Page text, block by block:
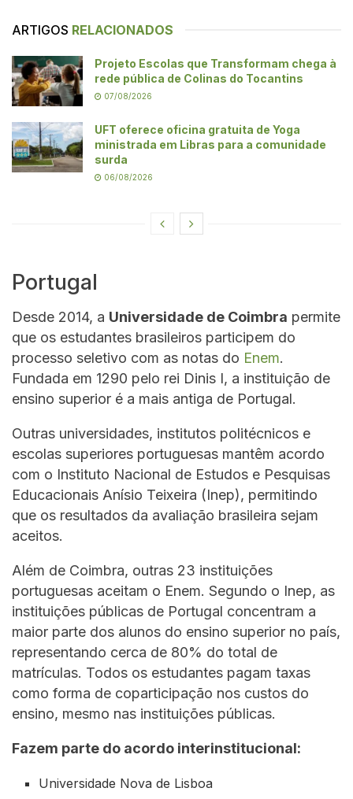
ARTIGOS RELACIONADOS
Projeto Escolas que Transformam chega à
rede pública de Colinas do Tocantins
07/08/2026
UFT oferece oficina gratuita de Yoga
ministrada em Libras para a comunidade
surda
06/08/2026
Portugal
Desde 2014, a Universidade de Coimbra permite
que os estudantes brasileiros participem do
processo seletivo com as notas do Enem.
Fundada em 1290 pelo rei Dinis I, a instituição de
ensino superior é a mais antiga de Portugal.
Outras universidades, institutos politécnicos e
escolas superiores portuguesas mantêm acordo
com o Instituto Nacional de Estudos e Pesquisas
Educacionais Anísio Teixeira (Inep), permitindo
que os resultados da avaliação brasileira sejam
aceitos.
Além de Coimbra, outras 23 instituições
portuguesas aceitam o Enem. Segundo o Inep, as
instituições públicas de Portugal concentram a
maior parte dos alunos do ensino superior no país,
representando cerca de 80% do total de
matrículas. Todos os estudantes pagam taxas
como forma de coparticipação nos custos do
ensino, mesmo nas instituições públicas.
Fazem parte do acordo interinstitucional:
Universidade Nova de Lisboa